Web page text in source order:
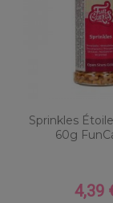
Sprinkles
60g
Prix
4,39